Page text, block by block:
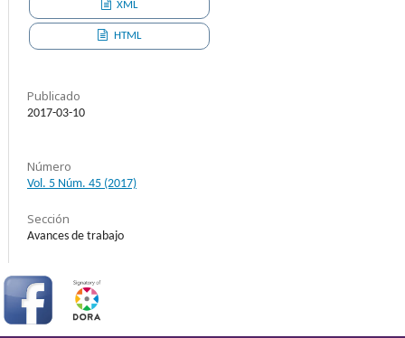
XML
HTML
Publicado
2017-03-10
Número
Vol. 5 Núm. 45 (2017)
Sección
Avances de trabajo